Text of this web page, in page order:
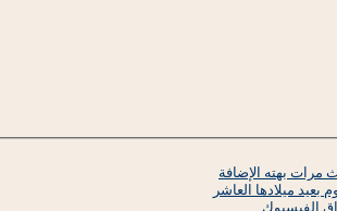
ميلادها العاشر
الفيسبوك